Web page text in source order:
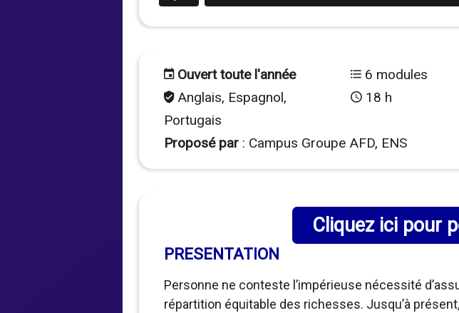
Ouvert toute l'année
Anglais, Espagnol,
Portugais
6 modules
18 h
Proposé par : Campus Groupe AFD, ENS
Cliquez ici pour
PRESENTATION
Personne ne conteste l’impérieuse nécessité
répartition équitable des richesses. Jusqu’à